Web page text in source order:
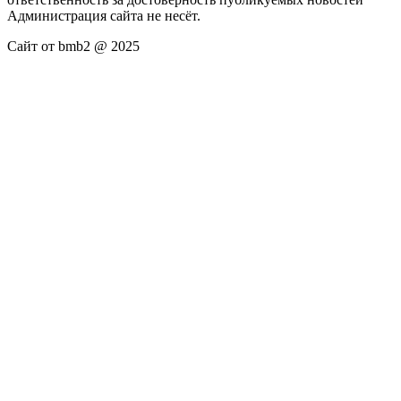
Администрация сайта не несёт.
Сайт от bmb2 @ 2025